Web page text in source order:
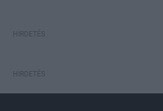
HIRDETÉS
HIRDETÉS